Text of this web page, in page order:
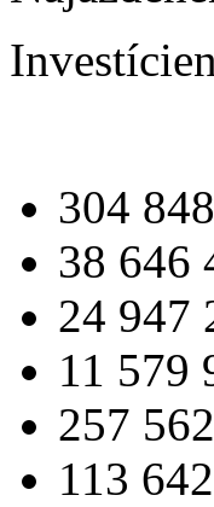
Investície
304
38 646
24 947
11 579
257
113